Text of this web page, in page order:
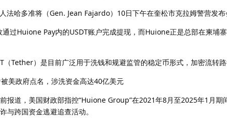
法哈多准将（Gen. Jean Fajardo）10日下午在奎松市克拉姆警营发布
通过Huione Pay内的USDT账户完成提现，而Huione正是总部在柬埔
（Tether）是目前广泛用于洗钱和规避监管的稳定币形式，加密流转路
被美政府点名，涉洗资金高达40亿美元
报道，美国财政部指控“Huione Group”在2021年8月至2025年1月
与跨国资金逃避追查活动。